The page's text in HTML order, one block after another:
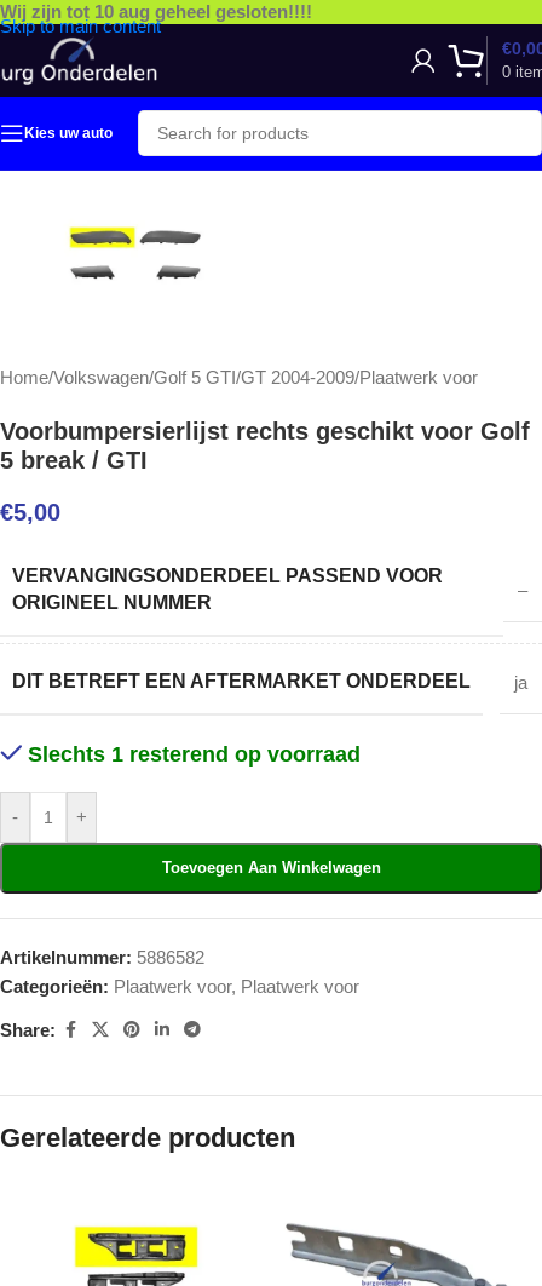
Skip to main content
Wij zijn tot 10 aug geheel gesloten!!!!
0
€
Kies uw auto
Home/Volkswagen/Golf 5 GTI/GT 2004-2009/Plaatwerk voor
Voorbumpersierlijst rechts geschikt voor Golf
5 break / GTI
€5,00
VERVANGINGSONDERDEEL PASSEND VOOR
ORIGINEEL NUMMER
–
DIT BETREFT EEN AFTERMARKET ONDERDEEL ja
Slechts 1 resterend op voorraad
- +
Toevoegen Aan Winkelwagen
Artikelnummer: 5886582
Categorieën: Plaatwerk voor, Plaatwerk voor
Share:
Gerelateerde producten